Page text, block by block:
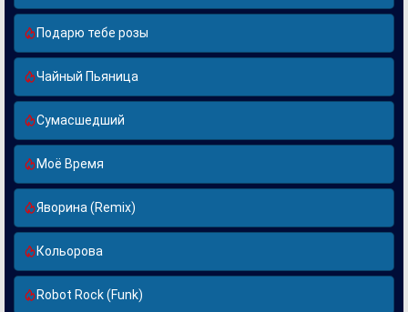
Подарю тебе розы
Чайный Пьяница
Сумасшедший
Моё Время
Яворина (Remix)
Кольорова
Robot Rock (Funk)